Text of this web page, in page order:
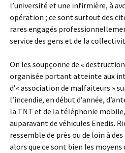
l’université et une infirmière, à
opération ; ce sont surtout des
rares engagés
service des gens et de la
On les soupçonne de «
organisée portant atteinte aux
d’« association de malfaiteurs »
l’incendie, en début d’année,
la TNT et de la téléphonie
auparavant de véhicules Enedis.
ressemble de près ou de loin à
alors que ce sont bien les moyens